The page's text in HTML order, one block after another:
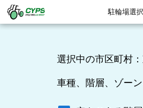
駐輪場選
選択中の市区町村
車種、階層、ゾー